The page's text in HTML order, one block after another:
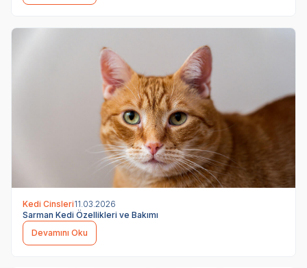
Kedi Cinsleri11.03.2026
Sarman Kedi Özellikleri ve Bakımı
Devamını Oku